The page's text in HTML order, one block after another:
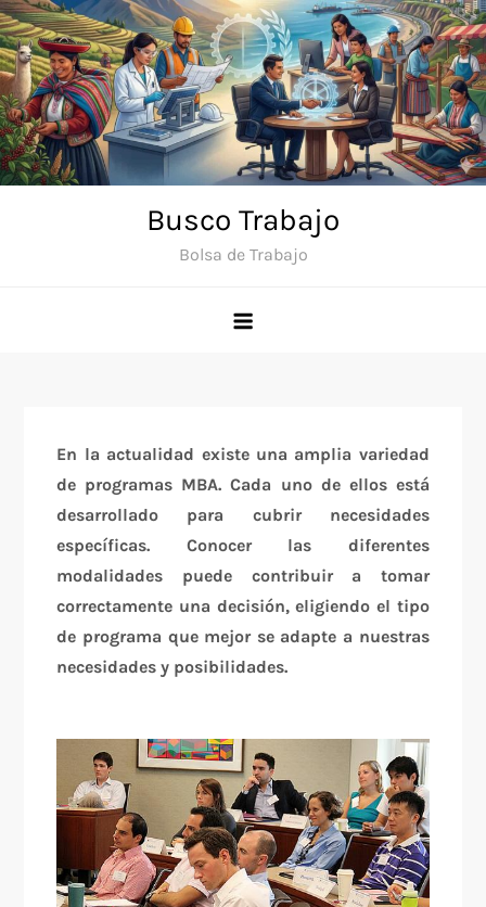
Saltar
al
contenido
Busco Trabajo
Bolsa de Trabajo
En la actualidad existe una amplia variedad
de programas MBA. Cada uno de ellos está
desarrollado para cubrir necesidades
específicas. Conocer las diferentes
modalidades puede contribuir a tomar
correctamente una decisión, eligiendo el tipo
de programa que mejor se adapte a nuestras
necesidades y posibilidades.